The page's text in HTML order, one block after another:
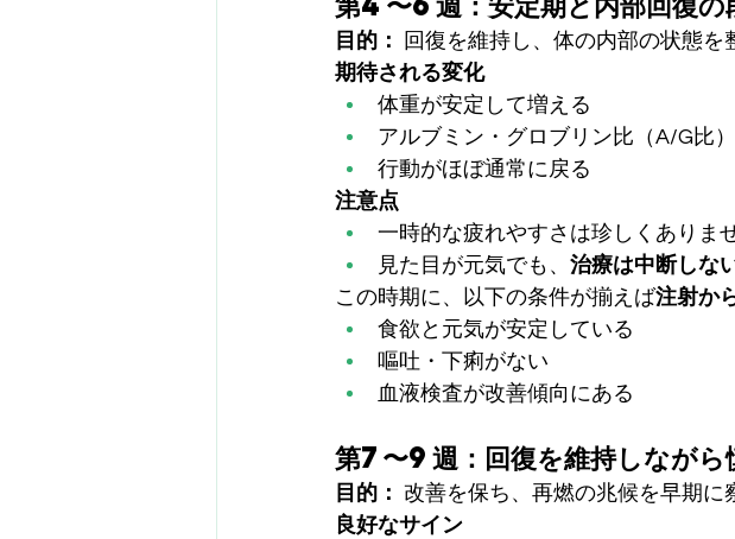
目的：
回復を維持し、体の内部の状態を
期待される変化
体重が安定して増える
アルブミン・グロブリン比（A/G比
行動がほぼ通常に戻る
注意点
一時的な疲れやすさは珍しくありま
見た目が元気でも、 治療は中断しな
この時期に、以下の条件が揃えば注射か
食欲と元気が安定している
嘔吐・下痢がない
血液検査が改善傾向にある
第7〜9週：回復を維持しながら
目的： 改善を保ち、再燃の兆候を早期に
良好なサイン